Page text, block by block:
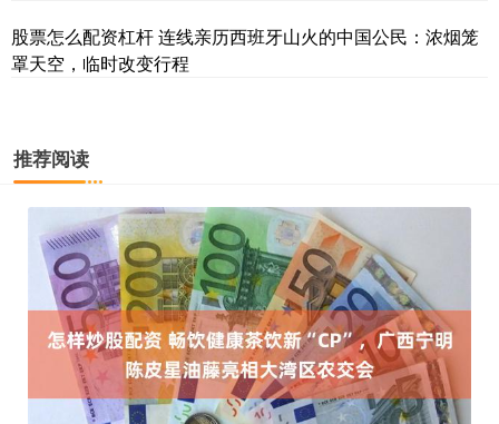
股票怎么配资杠杆 连线亲历西班牙山火的中国公民：浓烟笼
罩天空，临时改变行程
推荐阅读